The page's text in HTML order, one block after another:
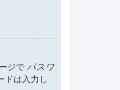
ジで パスワ
ドは入力し